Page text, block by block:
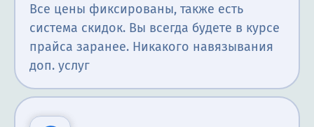
Все цены фиксированы, также есть
система скидок. Вы всегда будете в курсе
прайса заранее. Никакого навязывания
доп. услуг